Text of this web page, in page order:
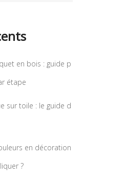
en bois : guide p
étape
sur toile : le guide d
en décoration
?